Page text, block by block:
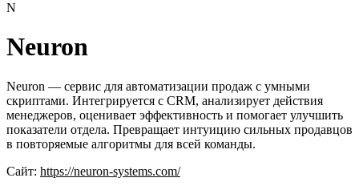
N
Neuron
Neuron — сервис для автоматизации продаж с умными
скриптами. Интегрируется с CRM, анализирует действия
менеджеров, оценивает эффективность и помогает улучшить
показатели отдела. Превращает интуицию сильных продавцов
в повторяемые алгоритмы для всей команды.
Сайт: https://neuron-systems.com/